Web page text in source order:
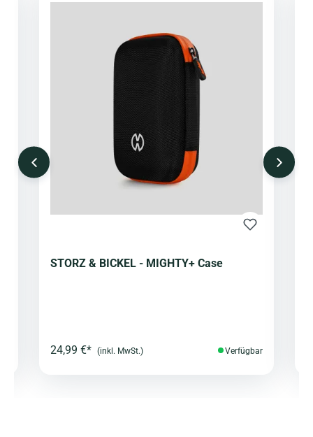
STORZ & BICKEL - MIGHTY+ Case
24,99 €* (inkl. MwSt.) Verfügbar